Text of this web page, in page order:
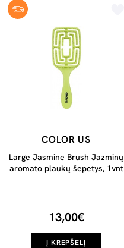
COLOR US
Large Jasmine Brush Jazminų
aromato plaukų šepetys, 1vnt
13,00€
Į KREPŠELĮ